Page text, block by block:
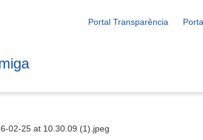
Portal Transparência
02-25 at 10.30.09 (1).jpeg